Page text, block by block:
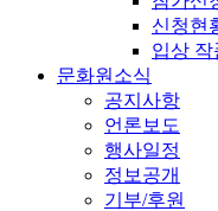
신청현
입상 작
문화원소식
공지사항
언론보도
행사일정
정보공개
기부/후원